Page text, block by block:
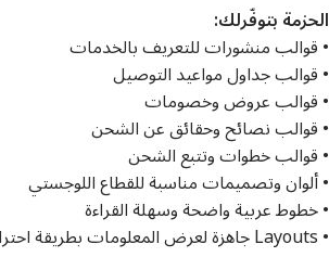
الحزمة بتوفّرلك:
• قوالب منشورات للتعريف بالخدمات
• قوالب جداول مواعيد التوصيل
• قوالب عروض وخصومات
• قوالب نصائح وحقائق عن الشحن
• قوالب خطوات وتتبع الشحن
• ألوان وتصميمات مناسبة للقطاع اللوجستي
• خطوط عربية واضحة وسهلة القراءة
• Layouts جاهزة لعرض المعلومات بطريقة احترافية